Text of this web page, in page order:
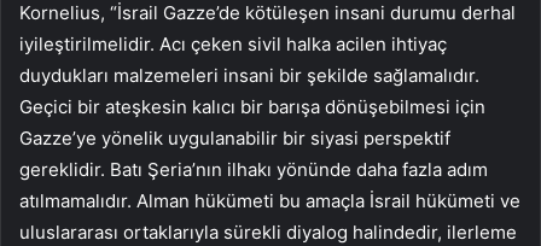
Kornelius, “İsrail Gazze’de kötüleşen insani durumu derhal
iyileştirilmelidir. Acı çeken sivil halka acilen ihtiyaç
duydukları malzemeleri insani bir şekilde sağlamalıdır.
Geçici bir ateşkesin kalıcı bir barışa dönüşebilmesi için
Gazze’ye yönelik uygulanabilir bir siyasi perspektif
gereklidir. Batı Şeria’nın ilhakı yönünde daha fazla adım
atılmamalıdır. Alman hükümeti bu amaçla İsrail hükümeti ve
uluslararası ortaklarıyla sürekli diyalog halindedir, ilerleme